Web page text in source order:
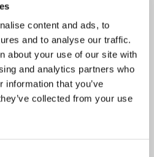
content and ads, to
and to analyse our traffic.
about your use of our site with
and analytics partners who
information that you’ve
collected from your use
nagu tartar “Cafe de Paris”
lisavad särtsu pistaatsia ja
pakutakse sardiine
mahlast steiki
rõõmuks on
ja rabarberi magustoit,
lõpetuseks.